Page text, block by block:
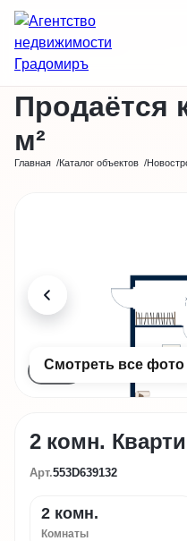
Продаётся
м²
Главная Каталог объектов
2 фото
Смотреть все фото
2 комн.
Арт.553D639132
Комнаты
2 комн.